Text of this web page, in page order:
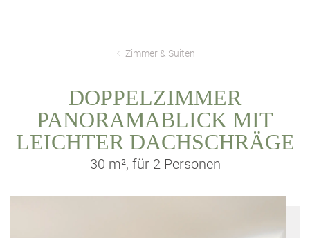
Zimmer & Suiten
DOPPELZIMMER
PANORAMABLICK MIT
LEICHTER DACHSCHRÄGE
30 m², für 2 Personen